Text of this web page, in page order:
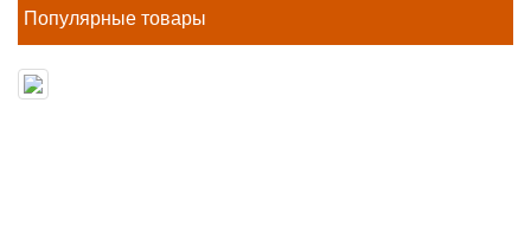
Популярные товары